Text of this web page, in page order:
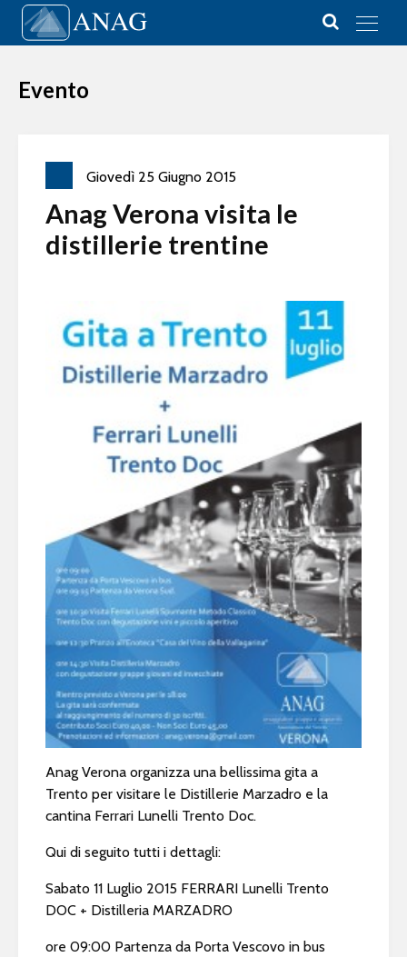
Vai al contenuto
Main Navigation
Evento
Giovedì 25 Giugno 2015
Anag Verona visita le
distillerie trentine
Anag Verona organizza una bellissima gita a
Trento per visitare le Distillerie Marzadro e la
cantina Ferrari Lunelli Trento Doc.
Qui di seguito tutti i dettagli:
Sabato 11 Luglio 2015 FERRARI Lunelli Trento
DOC + Distilleria MARZADRO
ore 09:00 Partenza da Porta Vescovo in bus